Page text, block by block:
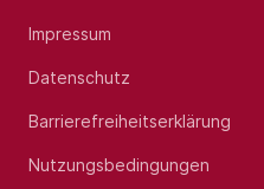
Impressum
Datenschutz
Barrierefreiheitserklärung
Nutzungsbedingungen